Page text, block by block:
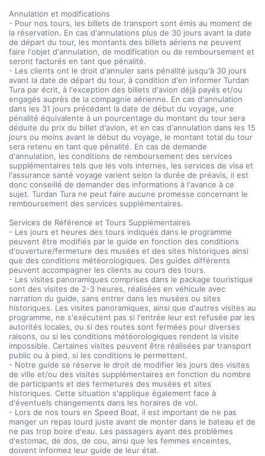
Annulation et modifications
- Pour nos tours, les billets de transport sont émis au moment de
la réservation. En cas d'annulations plus de 30 jours avant la date
de départ du tour, les montants des billets aériens ne peuvent
faire l'objet d'annulation, de modification ou de remboursement et
seront facturés en tant que pénalité.
- Les clients ont le droit d'annuler sans pénalité jusqu'à 30 jours
avant la date de départ du tour, à condition d'en informer Turdan
Tura par écrit, à l'exception des billets d'avion déjà payés et/ou
engagés auprès de la compagnie aérienne. En cas d'annulation
dans les 31 jours précédant la date de début du voyage, une
pénalité équivalente à un pourcentage du montant du tour sera
déduite du prix du billet d'avion, et en cas d'annulation dans les 15
jours ou moins avant le début du voyage, le montant total du tour
sera retenu en tant que pénalité. En cas de demande
d'annulation, les conditions de remboursement des services
supplémentaires tels que les vols internes, les services de visa et
l'assurance santé voyage varient selon la durée de préavis, il est
donc conseillé de demander des informations à l'avance à ce
sujet. Turdan Tura ne peut faire aucune promesse concernant le
remboursement des services supplémentaires.
Services de Référence et Tours Supplémentaires
- Les jours et heures des tours indiqués dans le programme
peuvent être modifiés par le guide en fonction des conditions
d'ouverture/fermeture des musées et des sites historiques ainsi
que des conditions météorologiques. Des guides différents
peuvent accompagner les clients au cours des tours.
- Les visites panoramiques comprises dans le package touristique
sont des visites de 2-3 heures, réalisées en véhicule avec
narration du guide, sans entrer dans les musées ou sites
historiques. Les visites panoramiques, ainsi que d'autres visites au
programme, ne s'exécutent pas si l'entrée leur est refusée par les
autorités locales, ou si des routes sont fermées pour diverses
raisons, ou si les conditions météorologiques rendent la visite
impossible. Certaines visites peuvent être réalisées par transport
public ou à pied, si les conditions le permettent.
- Notre guide se réserve le droit de modifier les jours des visites
de ville et/ou des visites supplémentaires en fonction du nombre
de participants et des fermetures des musées et sites
historiques. Cette situation s'applique également face à
d'éventuels changements dans les horaires de vol.
- Lors de nos tours en Speed Boat, il est important de ne pas
manger un repas lourd juste avant de monter dans le bateau et de
ne pas trop boire d'eau. Les passagers ayant des problèmes
d'estomac, de dos, de cou, ainsi que les femmes enceintes,
doivent informez leur guide de leur état.